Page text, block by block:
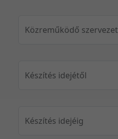
Közreműködő
Készítés idejétől
Készítés idejéig